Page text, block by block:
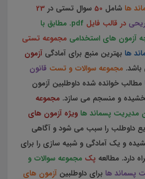
ها شامل 50 سوال تستی در 23
در قالب فایل pdf. مطابق با
آزمون های استخدامی مجموعه تستی
ها بهترین منبع برای آمادگی آزمون
مجموعه سوالات و تست قانون
مطالب خوانده شده داوطلبین آزمون
و منسجم می سازد. مجموعه
مدیریت پسماند ها ویژه آزمون های
داوطلب را سبب می شود و آگاهی
و یک آمادگی و شبیه سازی را برای
دارد. مطالعه پک مجموعه سوالات و
پسماند ها برای داوطلبین آزمون های